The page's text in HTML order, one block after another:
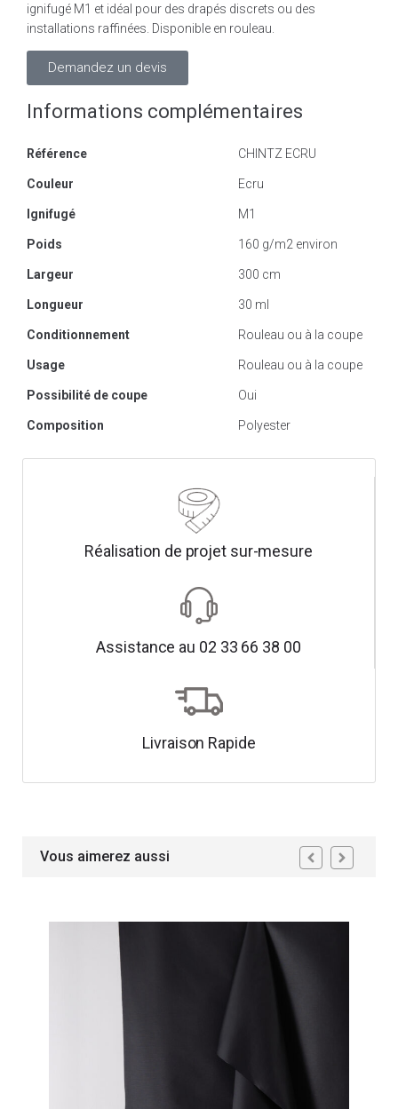
ignifugé M1 et idéal pour des drapés discrets ou des
installations raffinées. Disponible en rouleau.
Demandez un devis
Informations complémentaires
Référence CHINTZ ECRU
Couleur Ecru
Ignifugé M1
Poids 160 g/m2 environ
Largeur 300 cm
Longueur 30 ml
Conditionnement Rouleau ou à la coupe
Usage Rouleau ou à la coupe
Possibilité de coupe Oui
Composition Polyester
Réalisation de projet sur-mesure
Assistance au 02 33 66 38 00
Livraison Rapide
Vous aimerez aussi